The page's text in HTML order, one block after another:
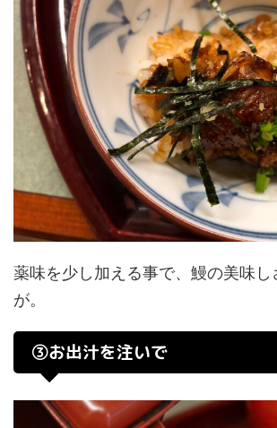
薬味を少し加える事で、鰻の美味し
が。
③お出汁を注いで